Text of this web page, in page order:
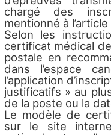
chargé des
mentionné à
Selon les
certificat médical
postale en
dans l’espace
l’application
justificatifs » au
de la poste ou la
Le modèle de
sur le site